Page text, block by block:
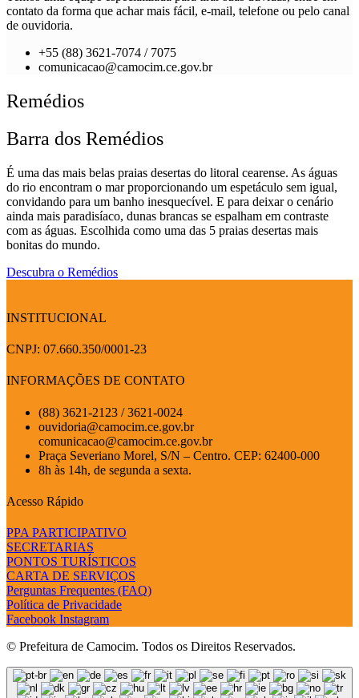
contato da forma que achar mais fácil, e-mail, telefone ou pelo canal
de ouvidoria.
+55 (88) 3621-7074 / 7075
comunicacao@camocim.ce.gov.br
Remédios
Barra dos Remédios
É uma das mais belas praias desertas do litoral cearense. As águas
do rio encontram o mar proporcionando um espetáculo sem igual,
convidando para um banho inesquecível. E para deixar o cenário
ainda mais paradisíaco, dunas brancas se espalham em contraste
com as águas. Escolhida como uma das 5 praias desertas mais
bonitas do mundo.
Descubra o Remédios
INSTITUCIONAL
CNPJ: 07.660.350/0001-23
INFORMAÇÕES DE CONTATO
(88) 3621-2123 / 3621-0024
ouvidoria@camocim.ce.gov.br
comunicacao@camocim.ce.gov.br
Praça Severiano Morel, S/N – Centro. CEP: 62400-000
8h às 14h, de segunda a sexta.
Acesso Rápido
PPA PARTICIPATIVO
SECRETARIAS
PONTOS TURÍSTICOS
CARTA DE SERVIÇOS
Perguntas Frequentes (FAQ)
Política de Privacidade
Facebook Instagram
© Prefeitura de Camocim. Todos os Direitos Reservados.